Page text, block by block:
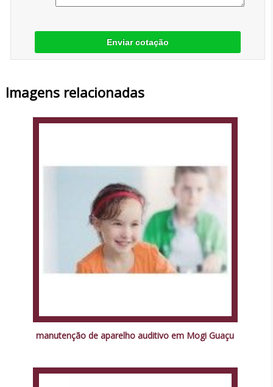
Enviar cotação
Imagens relacionadas
manutenção de aparelho auditivo em Mogi Guaçu